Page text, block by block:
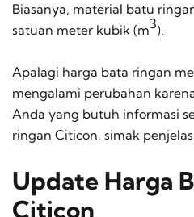
Biasanya, material batu
satuan meter kubik (m3).
Apalagi harga bata ringan
mengalami perubahan
Anda yang butuh informasi
ringan Citicon, simak
Update Harga
Citicon